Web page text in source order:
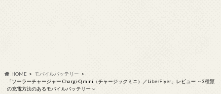
HOME
モバイルバッテリー
「ソーラーチャージャー Chargi-Q mini（チャージックミニ）／LiberFlyer」レビュー ～3種類
の充電方法のあるモバイルバッテリー～